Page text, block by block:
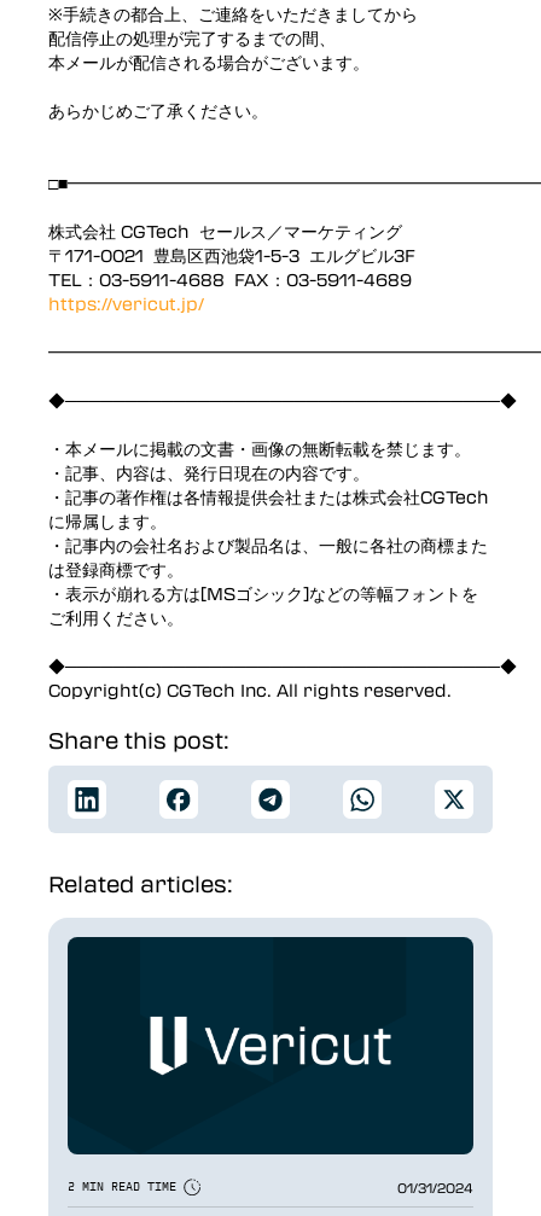
※手続きの都合上、ご連絡をいただきましてから
配信停止の処理が完了するまでの間、
本メールが配信される場合がございます。
あらかじめご了承ください。
株式会社 CGTech セールス／マーケティング
〒171-0021 豊島区西池袋1-5-3 エルグビル3F
TEL：03-5911-4688 FAX：03-5911-4689
https://vericut.jp/
◆────────────────────────────────────◆
・本メールに掲載の文書・画像の無断転載を禁じます。
・記事、内容は、発行日現在の内容です。
・記事の著作権は各情報提供会社または株式会社CGTech
に帰属します。
・記事内の会社名および製品名は、一般に各社の商標また
は登録商標です。
・表示が崩れる方は[MSゴシック]などの等幅フォントを
ご利用ください。
◆────────────────────────────────────◆
Copyright(c) CGTech Inc. All rights reserved.
Share this post:
Related articles:
2 MIN READ TIME 01/31/2024